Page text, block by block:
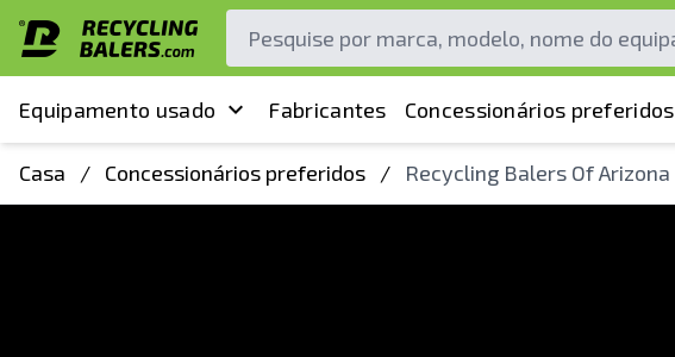
Equipamento usado Fabricantes Concessionários preferidos
Casa / Concessionários preferidos / Recycling Balers Of Arizona